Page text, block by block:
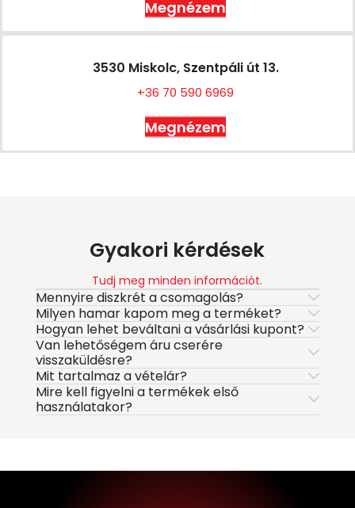
Megnézem
3530 Miskolc, Szentpáli út 13.
+36 70 590 6969
Megnézem
Gyakori kérdések
Tudj meg minden információt.
Mennyire diszkrét a csomagolás?
Milyen hamar kapom meg a terméket?
Hogyan lehet beváltani a vásárlási kupont?
Van lehetőségem áru cserére
visszaküldésre?
Mit tartalmaz a vételár?
Mire kell figyelni a termékek első
használatakor?